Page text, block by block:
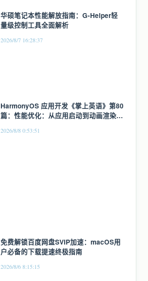
华硕笔记本性能解放指南：G-Helper轻
量级控制工具全面解析
2026/8/7 16:28:37
HarmonyOS 应用开发《掌上英语》第80
篇：性能优化：从应用启动到动画渲染的
2026/8/8 0:53:51
免费解锁百度网盘SVIP加速：macOS用
户必备的下载提速终极指南
2026/8/6 8:15:15